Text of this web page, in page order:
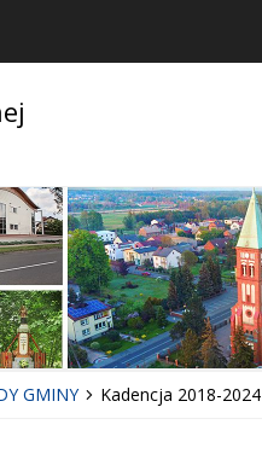
GMINY Kadencja 2018-2024